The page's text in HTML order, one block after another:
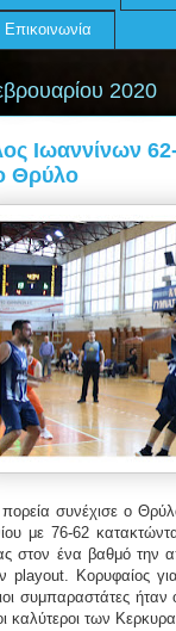
Επικοινωνία
2020
Ιωαννίνων
Θρύλο
συνέχισε ο
με 76-62
στον ένα βαθμό την
playout. Κορυφαίος
συμπαραστάτες
καλύτεροι των